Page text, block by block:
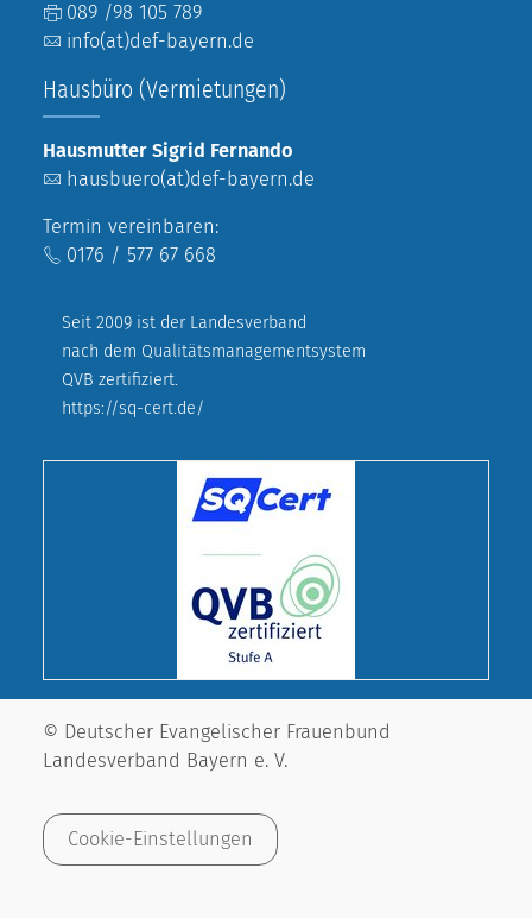
089 /98 105 789
info(at)def-bayern.de
Hausbüro (Vermietungen)
Hausmutter Sigrid Fernando
hausbuero(at)def-bayern.de
Termin vereinbaren:
0176 / 577 67 668
Seit 2009 ist der Landesverband
nach dem Qualitätsmanagementsystem
QVB zertifiziert.
https://sq-cert.de/
© Deutscher Evangelischer Frauenbund
Landesverband Bayern e. V.
Cookie-Einstellungen